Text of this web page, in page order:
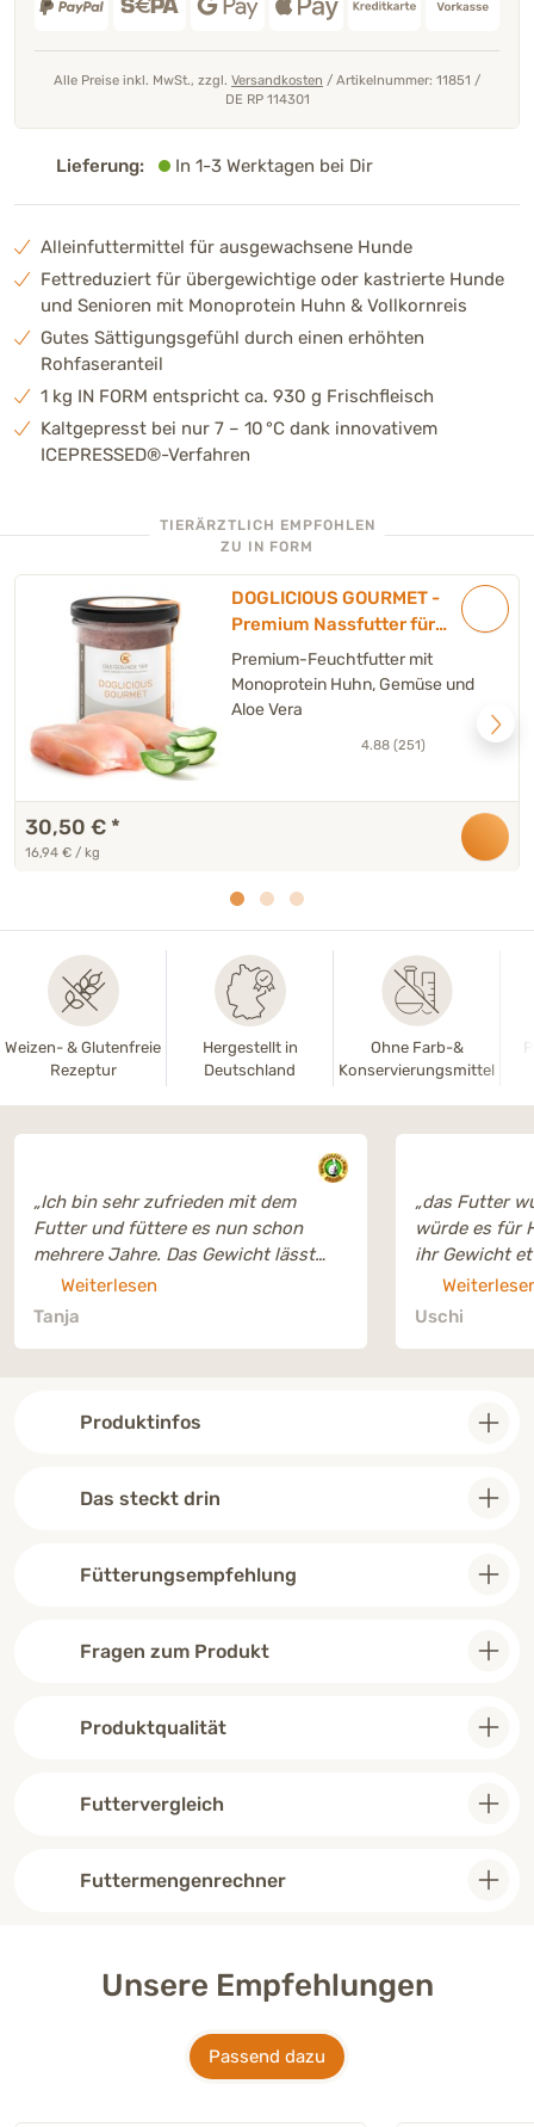
Alleinfuttermittel für ausgewachsene Hunde
Fettreduziert für übergewichtige oder kastrierte Hunde
und Senioren mit Monoprotein Huhn & Vollkornreis
Gutes Sättigungsgefühl durch einen erhöhten
Rohfaseranteil
1 kg IN FORM entspricht ca. 930 g Frischfleisch
Kaltgepresst bei nur 7 – 10 °C dank innovativem
ICEPRESSED®-Verfahren
Alle Preise inkl. MwSt., zzgl. Versandkosten / Artikelnummer: 11851 /
DE RP 114301
Lieferung: In 1-3 Werktagen bei Dir
TIERÄRZTLICH EMPFOHLEN
ZU IN FORM
DOGLICIOUS GOURMET -
Premium Nassfutter für
Hunde mit Huhn & Aloe Vera
- 6 x 300 g
Premium-Feuchtfutter mit
Monoprotein Huhn, Gemüse und
Aloe Vera
4.88 (251)
30,50 € *
16,94 € / kg
Weizen- & Glutenfreie
Rezeptur
Hergestellt in
Deutschland
Ohne Farb-&
Konservierungsmittel
„Ich bin sehr zufrieden mit dem
Futter und füttere es nun schon
mehrere Jahre. Das Gewicht lässt
sich auch dadurch gut regulieren.“
Weiterlesen
Tanja
„das Futter
würde es für
ihr Gewicht
müssen. Ich
ich im
Uschi
Produktinfos
Das steckt drin
Fütterungsempfehlung
Fragen zum Produkt
Produktqualität
Futtervergleich
Futtermengenrechner
Unsere Empfehlungen
Passend dazu